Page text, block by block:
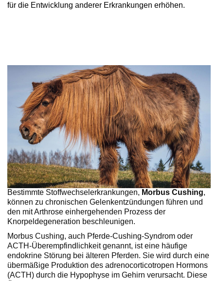
für die Entwicklung anderer Erkrankungen erhöhen.
Bestimmte Stoffwechselerkrankungen, Morbus Cushing,
können zu chronischen Gelenkentzündungen führen und
den mit Arthrose einhergehenden Prozess der
Knorpeldegeneration beschleunigen.
Morbus Cushing, auch Pferde-Cushing-Syndrom oder
ACTH-Überempfindlichkeit genannt, ist eine häufige
endokrine Störung bei älteren Pferden. Sie wird durch eine
übermäßige Produktion des adrenocorticotropen Hormons
(ACTH) durch die Hypophyse im Gehirn verursacht. Diese